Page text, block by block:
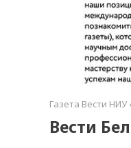
Газета Вести НИУ
Вести